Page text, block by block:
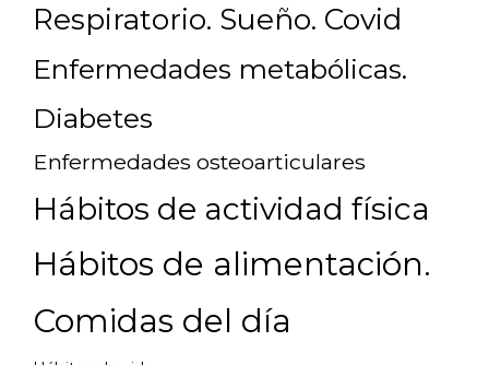
Respiratorio. Sueño. Covid
Enfermedades metabólicas.
Diabetes
Enfermedades osteoarticulares
Hábitos de actividad física
Hábitos de alimentación.
Comidas del día